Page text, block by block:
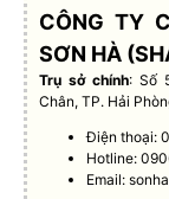
CÔNG TY
SƠN HÀ
Trụ sở chính: Số
Chân, TP. Hải
Điện thoại:
Hotline:
Email: